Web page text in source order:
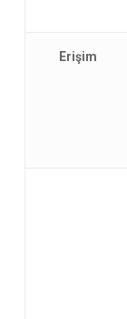
Erişim